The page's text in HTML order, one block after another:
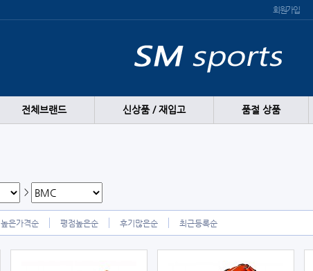
회원가입
전체브랜드 신상품 / 재입고 품절 상품
>
높은가격순 평점높은순 후기많은순 최근등록순